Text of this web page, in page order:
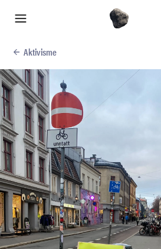
Aktivisme